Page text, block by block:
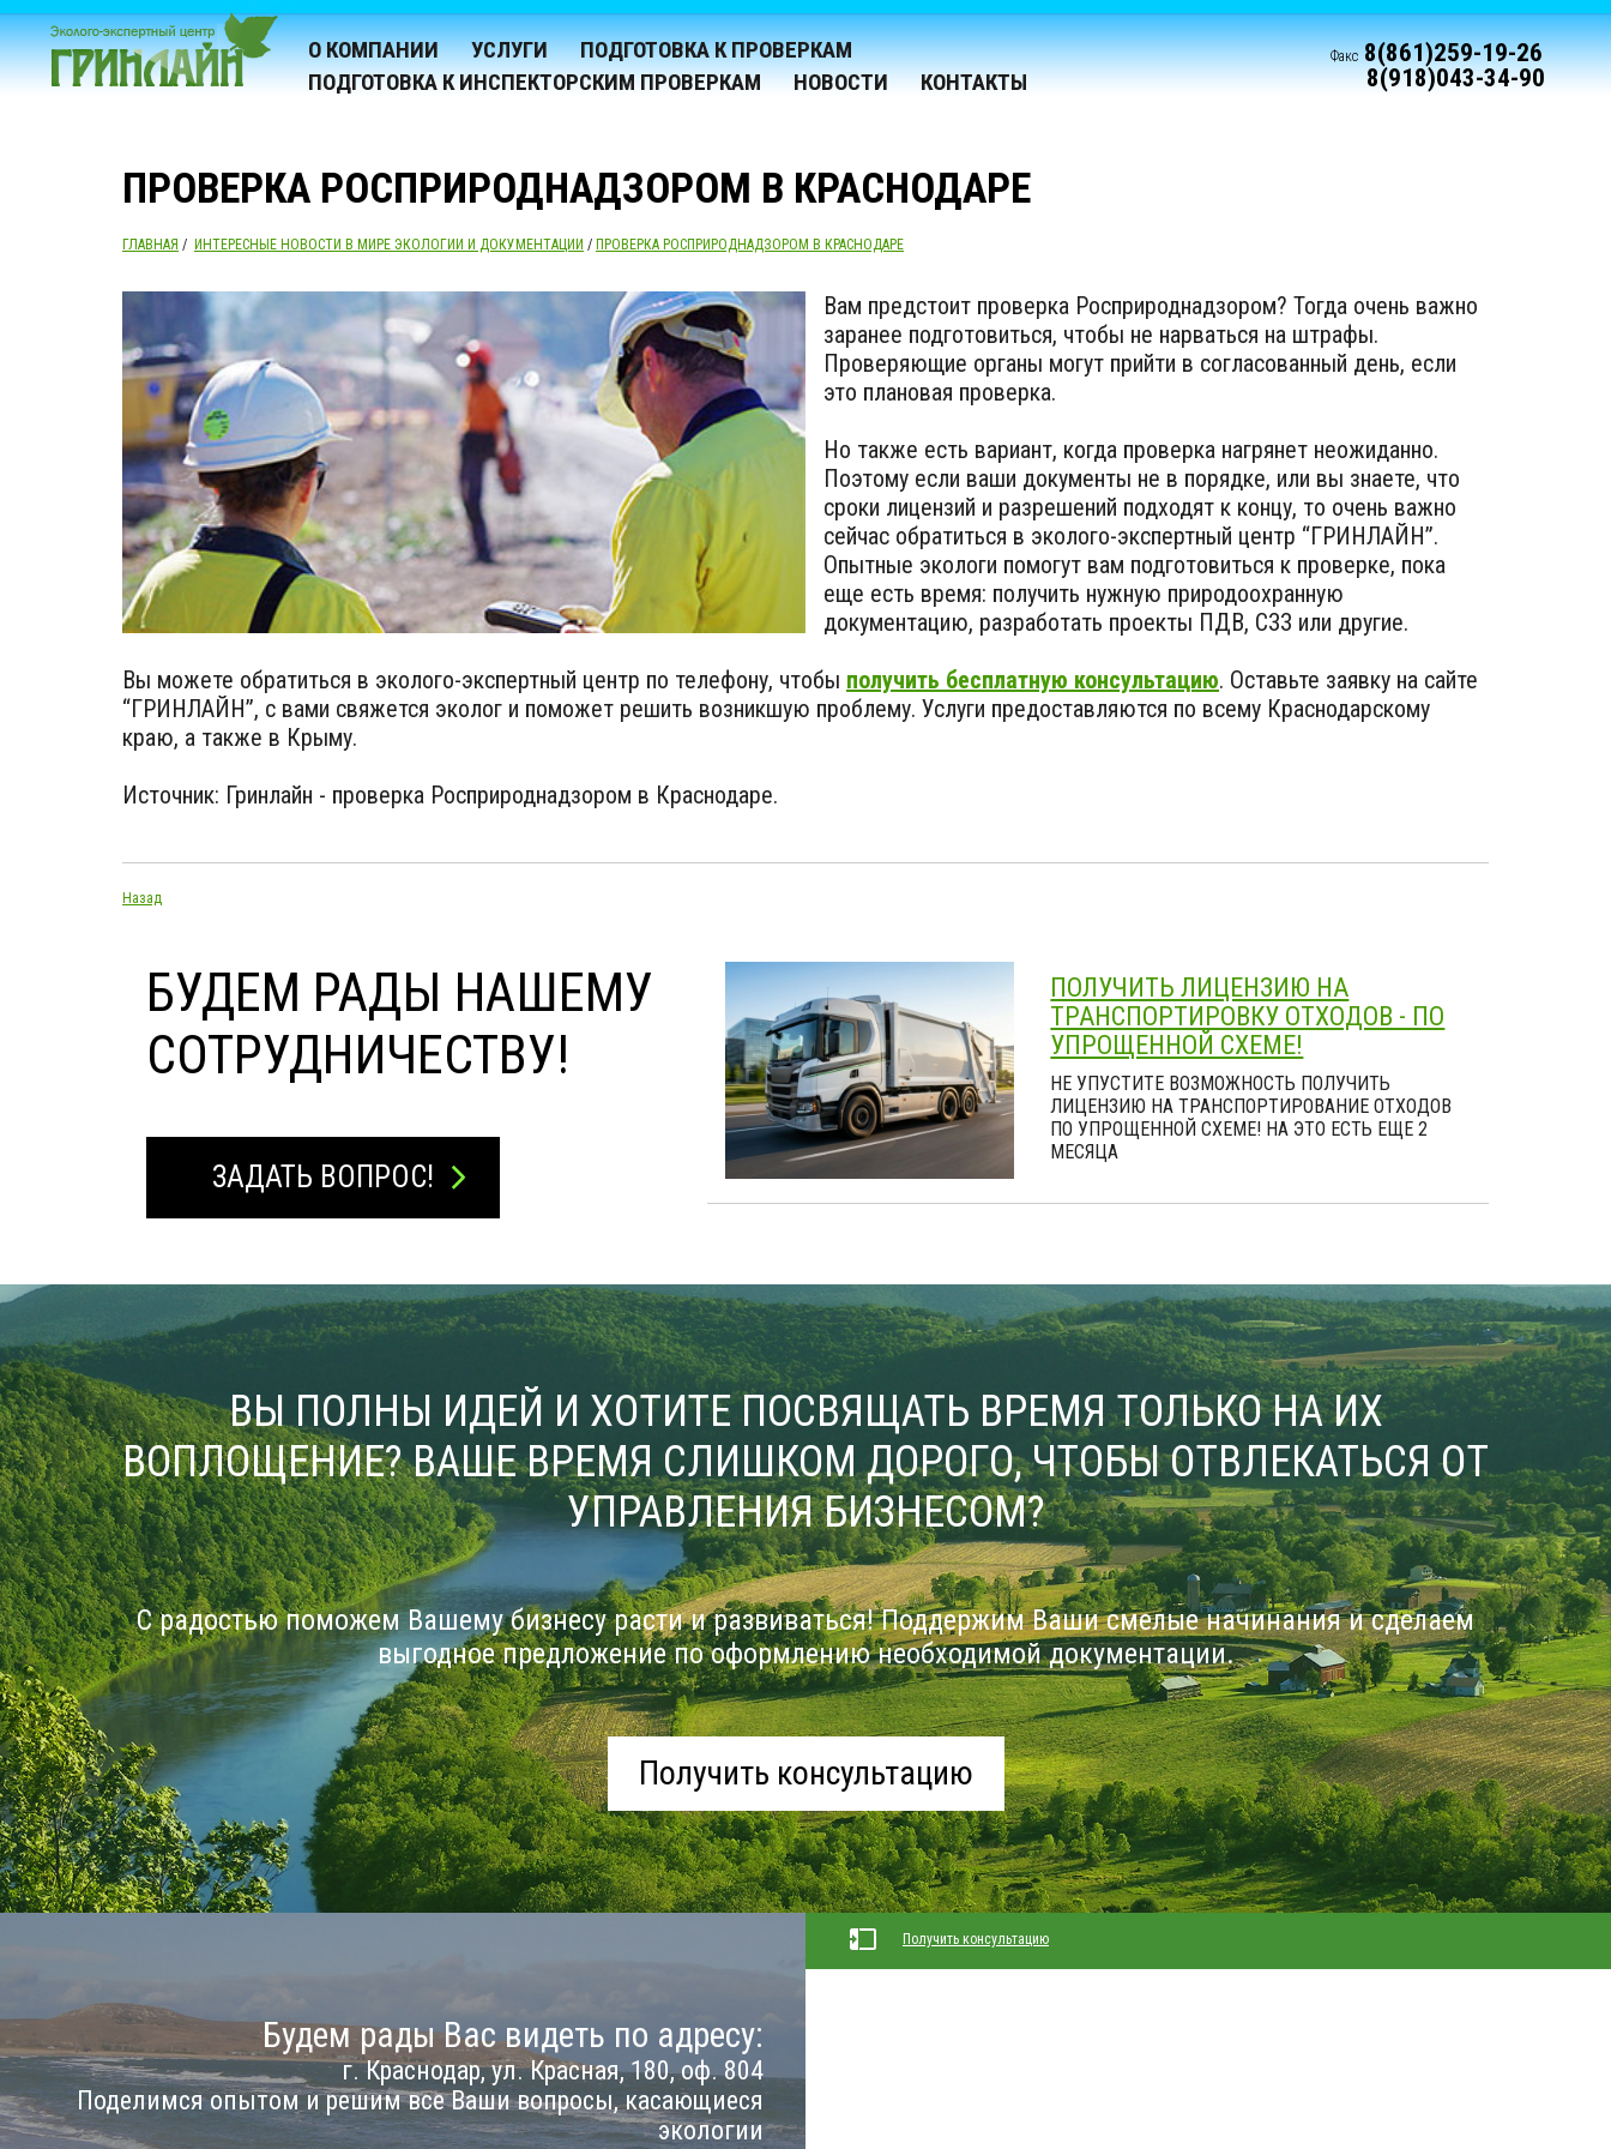
О КОМПАНИИ УСЛУГИ
ПОДГОТОВКА К ПРОВЕРКАМ
ПОДГОТОВКА К ИНСПЕКТОРСКИМ ПРОВЕРКАМ
НОВОСТИ КОНТАКТЫ
Факс 8(861)259-19-26
8(918)043-34-90
ПРОВЕРКА РОСПРИРОДНАДЗОРОМ В КРАСНОДАРЕ
ГЛАВНАЯ / ИНТЕРЕСНЫЕ НОВОСТИ В МИРЕ ЭКОЛОГИИ И ДОКУМЕНТАЦИИ / ПРОВЕРКА РОСПРИРОДНАДЗОРОМ В КРАСНОДАРЕ
Вам предстоит проверка Росприроднадзором? Тогда очень важно
заранее подготовиться, чтобы не нарваться на штрафы.
Проверяющие органы могут прийти в согласованный день, если
это плановая проверка.
Но также есть вариант, когда проверка нагрянет неожиданно.
Поэтому если ваши документы не в порядке, или вы знаете, что
сроки лицензий и разрешений подходят к концу, то очень важно
сейчас обратиться в эколого-экспертный центр “ГРИНЛАЙН”.
Опытные экологи помогут вам подготовиться к проверке, пока
еще есть время: получить нужную природоохранную
документацию, разработать проекты ПДВ, СЗЗ или другие.
Вы можете обратиться в эколого-экспертный центр по телефону, чтобы получить бесплатную консультацию. Оставьте заявку на сайте
“ГРИНЛАЙН”, с вами свяжется эколог и поможет решить возникшую проблему. Услуги предоставляются по всему Краснодарскому
краю, а также в Крыму.
Источник: Гринлайн - проверка Росприроднадзором в Краснодаре.
Назад
БУДЕМ РАДЫ НАШЕМУ
СОТРУДНИЧЕСТВУ!
ЗАДАТЬ ВОПРОС!
ПОЛУЧИТЬ ЛИЦЕНЗИЮ НА
ТРАНСПОРТИРОВКУ ОТХОДОВ - ПО
УПРОЩЕННОЙ СХЕМЕ!
НЕ УПУСТИТЕ ВОЗМОЖНОСТЬ ПОЛУЧИТЬ
ЛИЦЕНЗИЮ НА ТРАНСПОРТИРОВАНИЕ ОТХОДОВ
ПО УПРОЩЕННОЙ СХЕМЕ! НА ЭТО ЕСТЬ ЕЩЕ 2
МЕСЯЦА
ВЫ ПОЛНЫ ИДЕЙ И ХОТИТЕ ПОСВЯЩАТЬ ВРЕМЯ ТОЛЬКО НА ИХ
ВОПЛОЩЕНИЕ? ВАШЕ ВРЕМЯ СЛИШКОМ ДОРОГО, ЧТОБЫ ОТВЛЕКАТЬСЯ ОТ
УПРАВЛЕНИЯ БИЗНЕСОМ?
С радостью поможем Вашему бизнесу расти и развиваться! Поддержим Ваши смелые начинания и сделаем
выгодное предложение по оформлению необходимой документации.
Получить консультацию
Будем рады Вас видеть по адресу:
г. Краснодар, ул. Красная, 180, оф. 804
Поделимся опытом и решим все Ваши вопросы, касающиеся
экологии
Получить консультацию